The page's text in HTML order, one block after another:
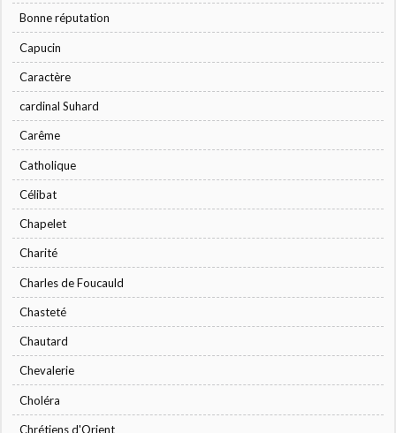
Bonne réputation
Capucin
Caractère
cardinal Suhard
Carême
Catholique
Célibat
Chapelet
Charité
Charles de Foucauld
Chasteté
Chautard
Chevalerie
Choléra
Chrétiens d'Orient